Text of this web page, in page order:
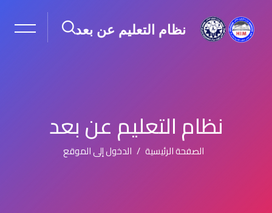
نظام التعليم عن بعد
نظام التعليم عن بعد
الصفحة الرئيسية الدخول إلى الموقع